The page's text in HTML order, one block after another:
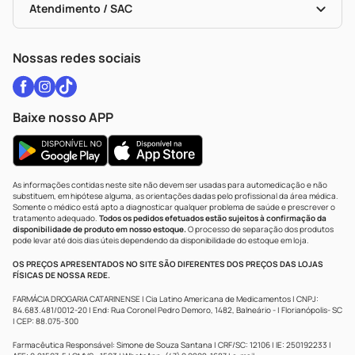
Políticas De Marketplace
Vacinas
Portal Da Privacidade
Atendimento / SAC
Nossas redes sociais
Baixe nosso APP
As informações contidas neste site não devem ser usadas para automedicação e não
substituem, em hipótese alguma, as orientações dadas pelo profissional da área médica.
Somente o médico está apto a diagnosticar qualquer problema de saúde e prescrever o
tratamento adequado. Todos os pedidos efetuados estão sujeitos à confirmação da
disponibilidade de produto em nosso estoque.O processo de separação dos produtos
pode levar até dois dias úteis dependendo da disponibilidade do estoque em loja.
OS PREÇOS APRESENTADOS NO SITE SÃO DIFERENTES DOS PREÇOS DAS LOJAS
FÍSICAS DE NOSSA REDE.
FARMÁCIA DROGARIA CATARINENSE | Cia Latino Americana de Medicamentos | CNPJ:
84.683.481/0012-20 | End: Rua Coronel Pedro Demoro, 1482, Balneário - | Florianópolis- SC
| CEP: 88.075-300
Farmacêutica Responsável: Simone de Souza Santana | CRF/SC: 12106 | IE: 250192233 |